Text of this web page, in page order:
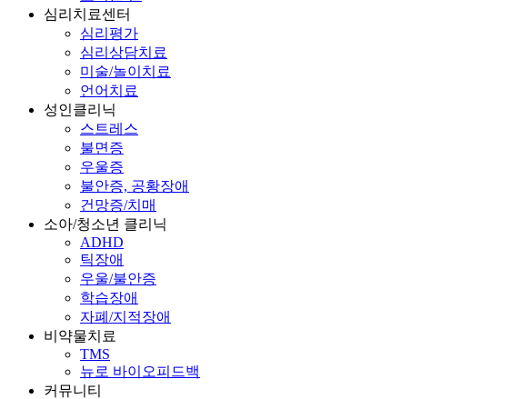
심리치료센터
심리평가
심리상담치료
미술/놀이치료
언어치료
성인클리닉
스트레스
불면증
우울증
불안증, 공황장애
건망증/치매
소아/청소년 클리닉
ADHD
틱장애
우울/불안증
학습장애
자폐/지적장애
비약물치료
TMS
뉴로 바이오피드백
커뮤니티